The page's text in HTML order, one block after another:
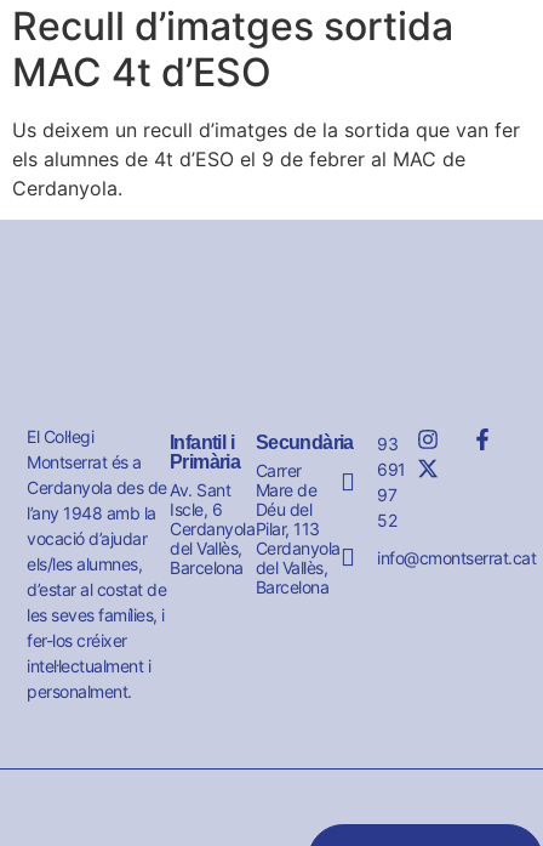
Recull d’imatges sortida
MAC 4t d’ESO
Us deixem un recull d’imatges de la sortida que van fer
els alumnes de 4t d’ESO el 9 de febrer al MAC de
Cerdanyola.
El Col·legi
Montserrat és a
Cerdanyola des de
l’any 1948 amb la
vocació d’ajudar
els/les alumnes,
d’estar al costat de
les seves famílies, i
fer-los créixer
intel·lectualment i
personalment.
Infantil i
Primària
Av. Sant
Iscle, 6
Cerdanyola
del Vallès,
Barcelona
Secundària
Carrer
Mare de
Déu del
Pilar, 113
Cerdanyola
del Vallès,
Barcelona
93
691
97
52
info@cmontserrat.cat